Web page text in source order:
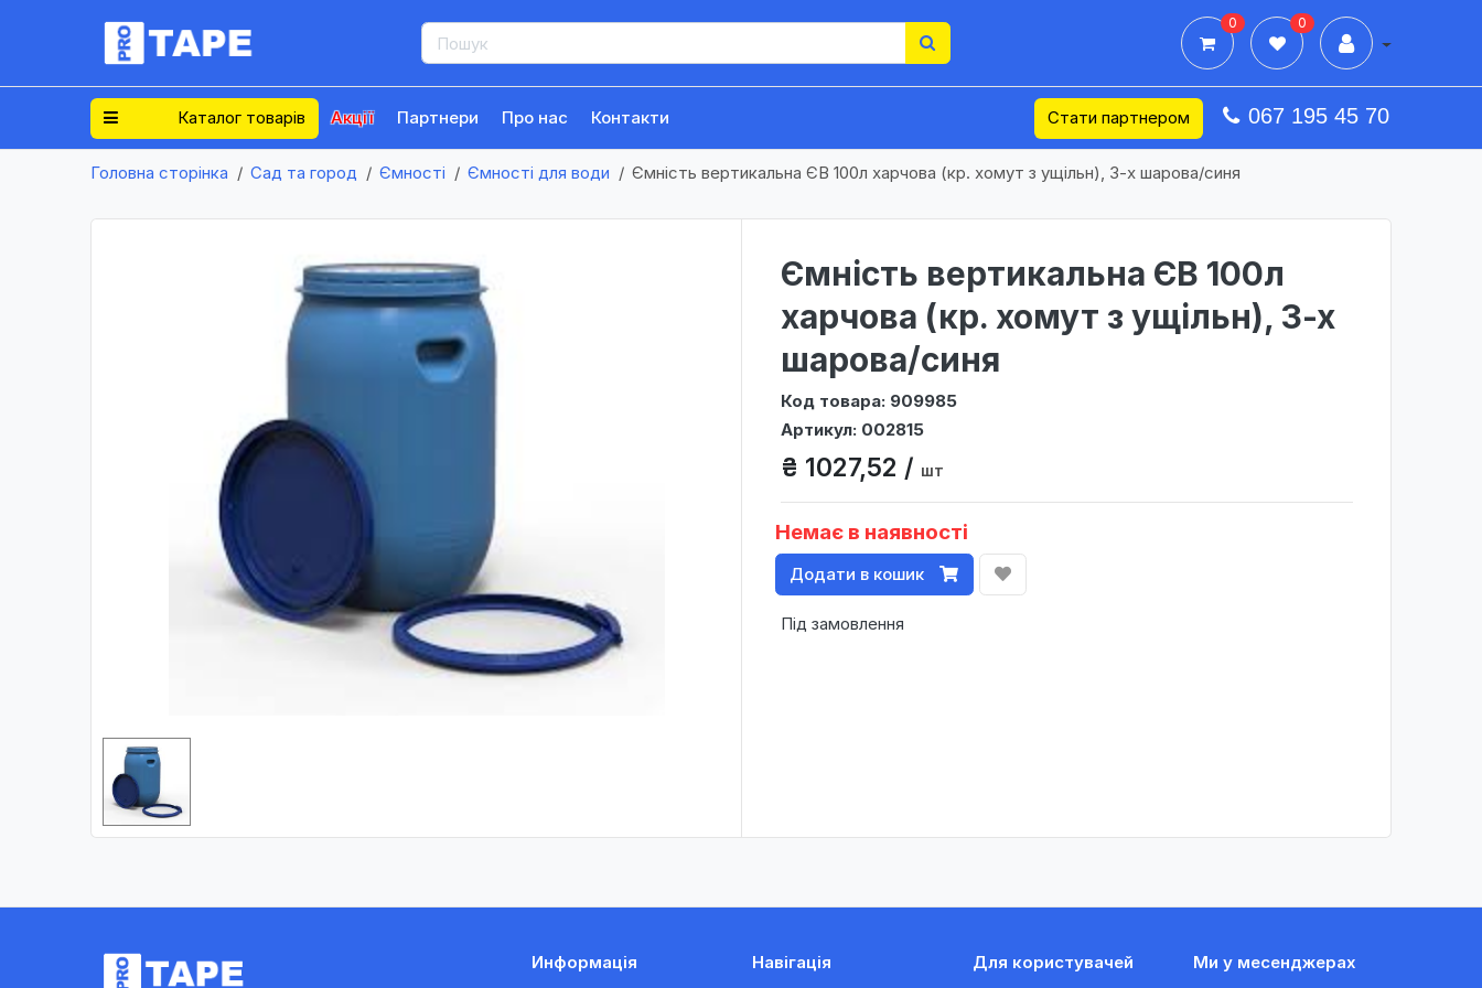
0 0
Каталог товарів Акції Партнери Про нас Контакти Стати партнером 067 195 45 70
Головна сторінка Сад та город Ємності Ємності для води Ємність вертикальна ЄВ 100л харчова (кр. хомут з ущільн), 3-х шарова/синя
Ємність вертикальна ЄВ 100л
харчова (кр. хомут з ущільн), 3-х
шарова/синя
Код товара: 909985
Артикул: 002815
₴ 1027,52 / шт
Немає в наявності
Додати в кошик
Під замовлення
Информація Навігація Для користувачей Ми у месенджерах